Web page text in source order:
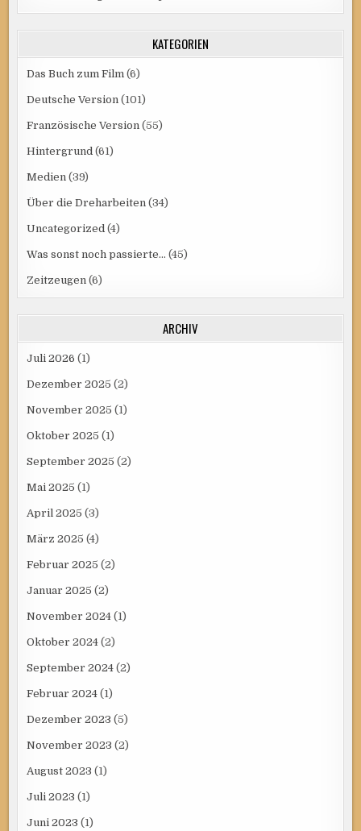
KATEGORIEN
Das Buch zum Film (6)
Deutsche Version (101)
Französische Version (55)
Hintergrund (61)
Medien (39)
Über die Dreharbeiten (34)
Uncategorized (4)
Was sonst noch passierte… (45)
Zeitzeugen (6)
ARCHIV
Juli 2026 (1)
Dezember 2025 (2)
November 2025 (1)
Oktober 2025 (1)
September 2025 (2)
Mai 2025 (1)
April 2025 (3)
März 2025 (4)
Februar 2025 (2)
Januar 2025 (2)
November 2024 (1)
Oktober 2024 (2)
September 2024 (2)
Februar 2024 (1)
Dezember 2023 (5)
November 2023 (2)
August 2023 (1)
Juli 2023 (1)
Juni 2023 (1)